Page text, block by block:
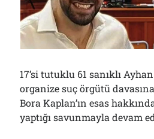
Çağırdı!..
31/07/2026
Arşivler
17’si tutuklu 61 sanıklı
organize suç örgütü
Bora Kaplan’ın esas
yaptığı savunmayla devam